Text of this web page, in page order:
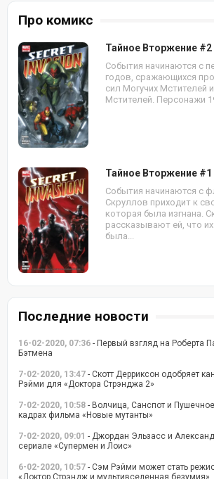
Про комикс
Тайное Вторжение #2
События начинаются с
годов, сражающихся
сил Могучих Мстителей
Мстителей. Персонажи
Тайное Вторжение #1
События начинаются с
Скруллов приходит к
которая была изгнана.
рассказывают ей, что
была...
Последние новости
16-02-2020, 07:36 - Первый взгляд на Роберта
Бэтмена
7-02-2020, 13:47 - Скотт Дерриксон одобряет
Рэйми для «Доктора Стрэнджа 2»
7-02-2020, 10:58 - Волчица, Санспот и
кадрах фильма «Новые мутанты»
7-02-2020, 09:01 - Джордан Эльзасс и
сериале «Супермен и Лоис»
6-02-2020, 10:57 - Сэм Рэйми может стать
«Доктор Стрэндж и мультивселенная безумия»